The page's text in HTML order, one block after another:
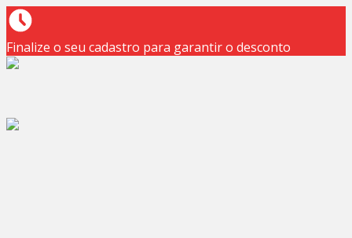
Finalize o seu cadastro para garantir o desconto